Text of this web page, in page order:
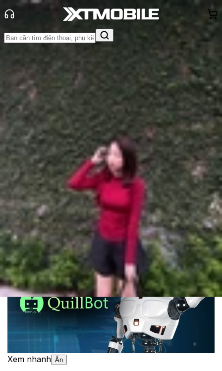
Tin tức
Hỏi đáp
Tin Mới
Đánh Giá - Trên Tay So Sánh Tư vấn
Khuyến
mãiThủ thuật Hỏi đáp App - Game Thông báo
Khách
hàng - Sự kiện
Quillbot là gì? Tìm hiểu công cụ
paraphrase miễn phí
Anh Thư
Ngày đăng:
29/11/2024
Cập nhật: 29/11/2024
Theo dõi XTMobile trên
Xem nhanh Ẩn